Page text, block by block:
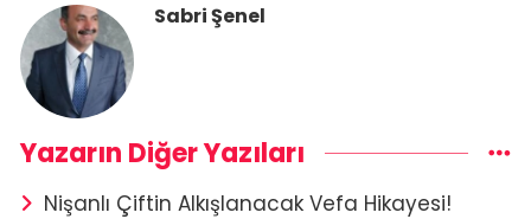
Sabri Şenel
Yazarın Diğer Yazıları
Nişanlı Çiftin Alkışlanacak Vefa Hikayesi!